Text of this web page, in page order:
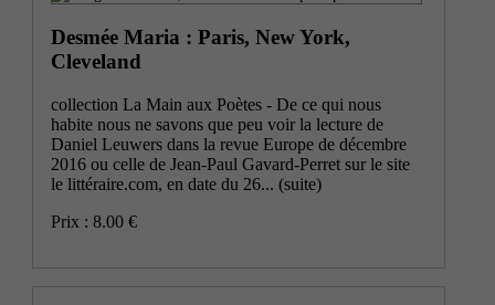
Desmée Maria : Paris, New York,
Cleveland
collection La Main aux Poètes - De ce qui nous
habite nous ne savons que peu voir la lecture de
Daniel Leuwers dans la revue Europe de décembre
2016 ou celle de Jean-Paul Gavard-Perret sur le site
le littéraire.com, en date du 26...(suite)
Prix : 8.00 €